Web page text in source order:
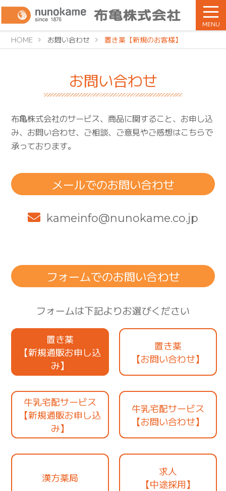
MENU
HOME お問い合わせ 置き薬【新規のお客様】
お問い合わせ
布亀株式会社のサービス、商品に関すること、お申し込
み、お問い合わせ、ご相談、ご意見やご感想はこちらで
承っております。
メールでのお問い合わせ
kameinfo@nunokame.co.jp
フォームでのお問い合わせ
フォームは下記よりお選びください
置き薬
【新規通販お申し込
み】
置き薬
【お問い合わせ】
牛乳宅配サービス
【新規通販お申し込
み】
牛乳宅配サービス
【お問い合わせ】
漢方薬局
求人
【中途採用】